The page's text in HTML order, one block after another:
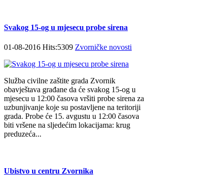
Svakog 15-og u mjesecu probe sirena
01-08-2016 Hits:5309 Zvorničke novosti
Služba civilne zaštite grada Zvornik
obavještava građane da će svakog 15-og u
mjesecu u 12:00 časova vršiti probe sirena za
uzbunjivanje koje su postavljene na teritoriji
grada. Probe će 15. avgustu u 12:00 časova
biti vršene na sljedećim lokacijama: krug
preduzeća...
Ubistvo u centru Zvornika